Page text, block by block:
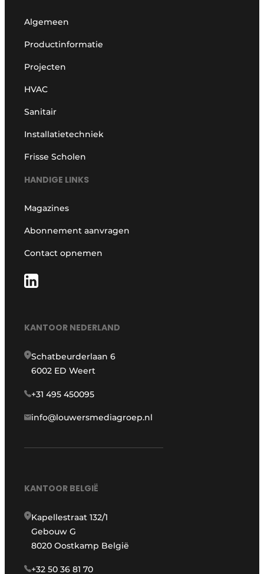
Algemeen
Productinformatie
Projecten
HVAC
Sanitair
Installatietechniek
Frisse Scholen
HANDIGE LINKS
Magazines
Abonnement aanvragen
Contact opnemen
KANTOOR NEDERLAND
Schatbeurderlaan 6
6002 ED Weert
+31 495 450095
info@louwersmediagroep.nl
KANTOOR BELGIË
Kapellestraat 132/1
Gebouw G
8020 Oostkamp België
+32 50 36 81 70